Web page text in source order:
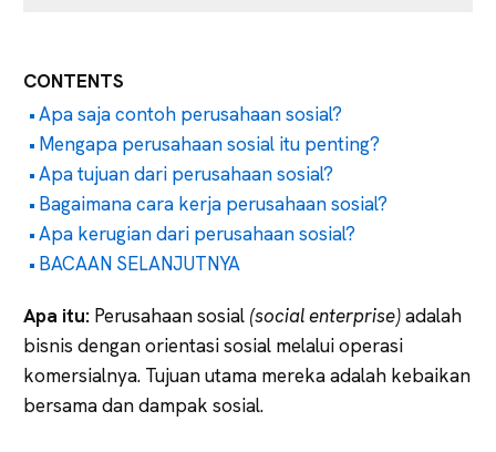
CONTENTS
Apa saja contoh perusahaan sosial?
Mengapa perusahaan sosial itu penting?
Apa tujuan dari perusahaan sosial?
Bagaimana cara kerja perusahaan sosial?
Apa kerugian dari perusahaan sosial?
BACAAN SELANJUTNYA
Apa itu: Perusahaan sosial (social enterprise)adalah
bisnis dengan orientasi sosial melalui operasi
komersialnya. Tujuan utama mereka adalah kebaikan
bersama dan dampak sosial.